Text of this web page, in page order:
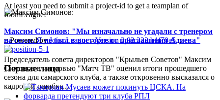
Максим Симонов: "Мы изначально не угадали с тренером
на сезон. Я не был в восторге от приглашения Адиева"
Председатель совета директоров "Крыльев Советов" Максим
Симонов в интервью "Матч ТВ" оценил итоги прошедшего
сезона для самарского клуба, а также откровенно высказался о
кадровой ошибке...
At least you need to submit a project-id to get a teamplan of
JoomLeague!
:: Powered byJoomLeague-Version 2.92.222.b1f70a5::
Первые лица